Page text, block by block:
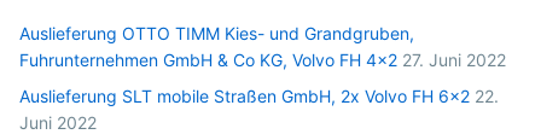
Auslieferung OTTO TIMM Kies- und Grandgruben,
Fuhrunternehmen GmbH & Co KG, Volvo FH 4×2 27. Juni 2022
Auslieferung SLT mobile Straßen GmbH, 2x Volvo FH 6×2 22.
Juni 2022